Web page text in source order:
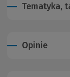
Tematyka,
Opinie